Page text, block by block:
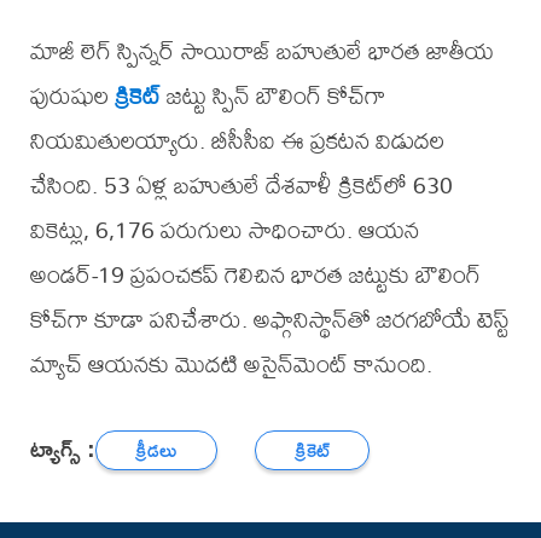
మాజీ లెగ్ స్పిన్నర్ సాయిరాజ్ బహుతులే భారత జాతీయ
పురుషులక్రికెట్జట్టు స్పిన్ బౌలింగ్ కోచ్‌‌‌‌‌‌‌‌గా
నియమితులయ్యారు. బీసీసీఐ ఈ ప్రకటన విడుదల
చేసింది. 53 ఏళ్ల బహుతులే దేశవాళీ క్రికెట్‌లో 630
వికెట్లు, 6,176 పరుగులు సాధించారు. ఆయన
అండర్-19 ప్రపంచకప్ గెలిచిన భారత జట్టుకు బౌలింగ్
కోచ్‌‌‌‌‌‌‌‌గా కూడా పనిచేశారు. అఫ్గానిస్థాన్‌‌‌‌‌‌‌‌తో జరగబోయే టెస్ట్
మ్యాచ్ ఆయనకు మొదటి అసైన్‌‌‌‌‌‌‌‌మెంట్ కానుంది.
ట్యాగ్స్ : క్రీడలు క్రికెట్